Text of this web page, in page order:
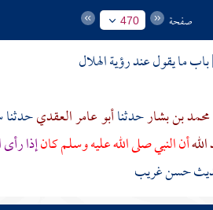
صفحة 470
باب ما يقول عند رؤية الهلال
محمد بن بشارحدثناأبو عامر العقديحدثنا
أن النبي صلى الله عليه وسلم كانإذا
حسن غريب